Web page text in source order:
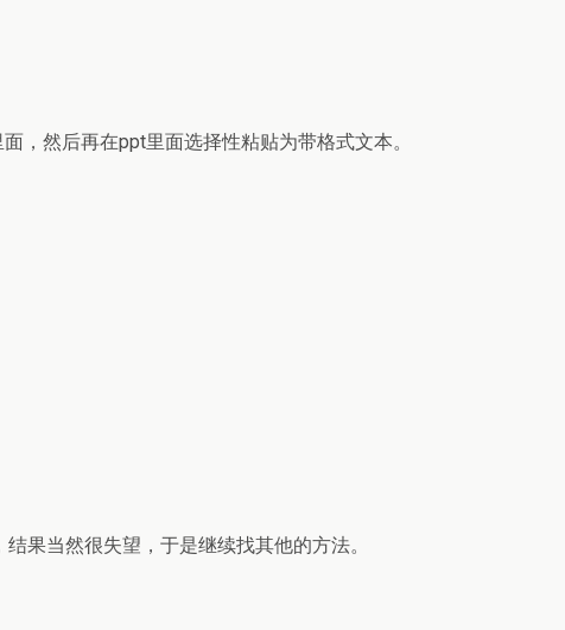
，然后再在ppt里面选择性粘贴为带格式文本。
果当然很失望，于是继续找其他的方法。